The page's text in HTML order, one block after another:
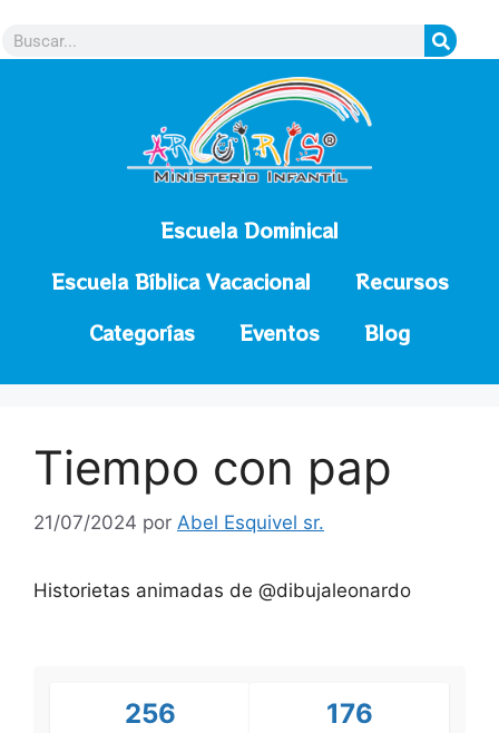
Escuela Dominical
Escuela Bíblica Vacacional
Recursos
Categorías
Eventos Blog
Tiempo con pap
21/07/2024 por Abel Esquivel sr.
Historietas animadas de @dibujaleonardo
256 176